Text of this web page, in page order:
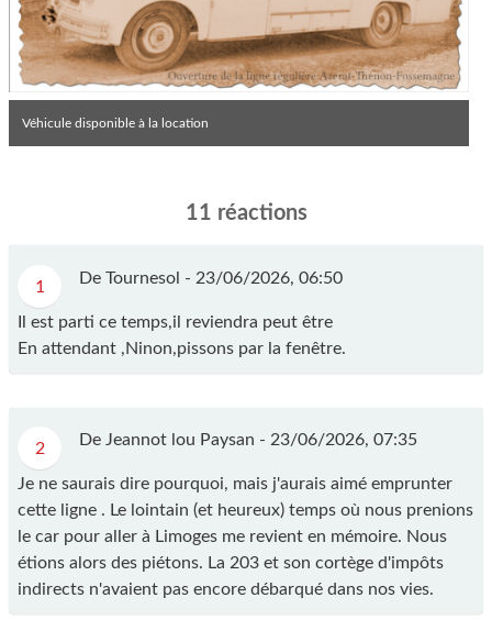
Véhicule disponible à la location
11 réactions
1 De Tournesol - 23/06/2026, 06:50
Il est parti ce temps,il reviendra peut être
En attendant ,Ninon,pissons par la fenêtre.
2 De Jeannot lou Paysan - 23/06/2026, 07:35
Je ne saurais dire pourquoi, mais j'aurais aimé emprunter
cette ligne . Le lointain (et heureux) temps où nous prenions
le car pour aller à Limoges me revient en mémoire. Nous
étions alors des piétons. La 203 et son cortège d'impôts
indirects n'avaient pas encore débarqué dans nos vies.